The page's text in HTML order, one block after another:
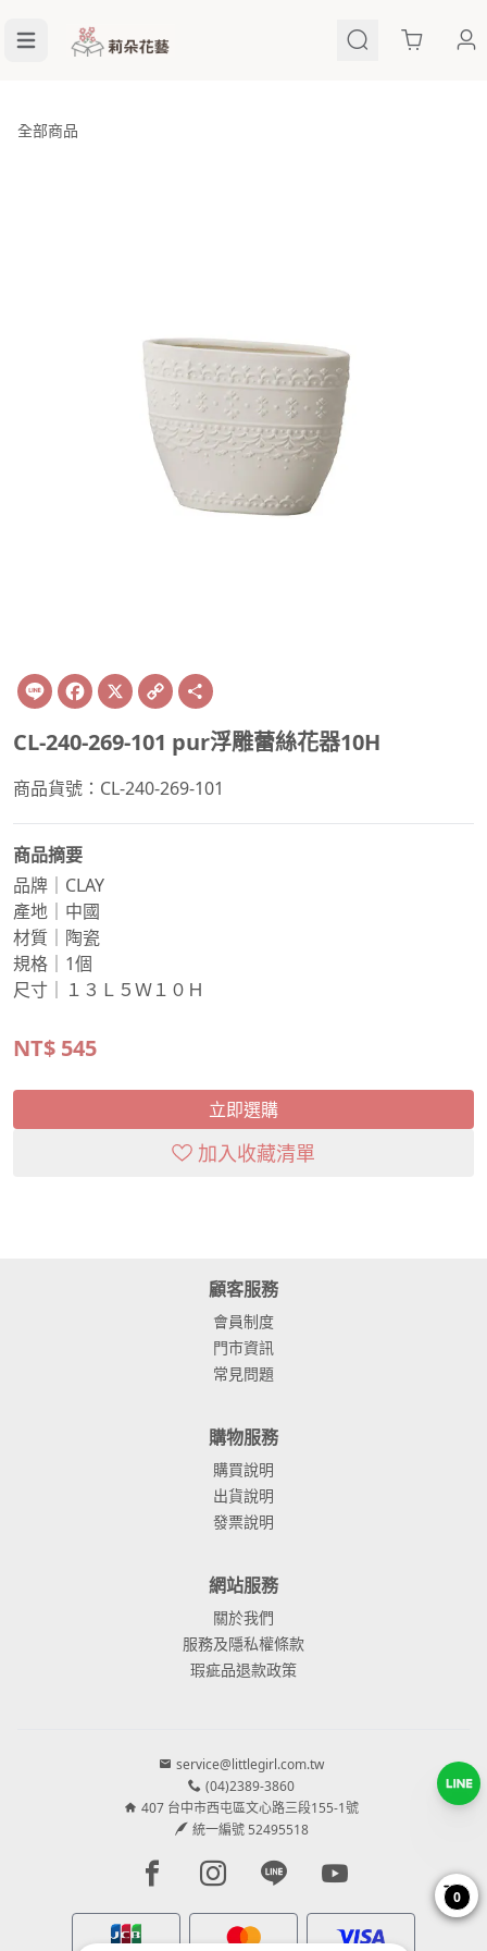
Cart
全部商品
Line Facebook
X Copy
Link
CL-240-269-101 pur浮雕蕾絲花器10H
商品貨號：CL-240-269-101
商品摘要
品牌｜CLAY
產地｜中國
材質｜陶瓷
規格｜1個
尺寸｜１３Ｌ５Ｗ１０Ｈ
NT$ 545
立即選購
加入收藏清單
顧客服務
會員制度
門市資訊
常見問題
購物服務
購買說明
出貨說明
發票說明
網站服務
關於我們
服務及隱私權條款
瑕疵品退款政策
service@littlegirl.com.tw
(04)2389-3860
407 台中市西屯區文心路三段155-1號
統一編號 52495518
Facebook page
Instagram page
Line pageYoutube page
0